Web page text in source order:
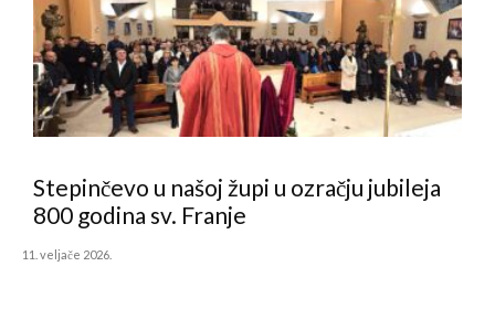
Stepinčevo u našoj župi u ozračju jubileja
800 godina sv. Franje
11. veljače 2026.